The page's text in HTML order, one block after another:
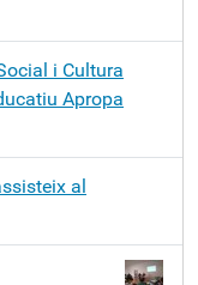
i Cultura
Apropa
al